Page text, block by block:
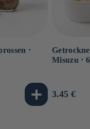
⋅
Misuzu ⋅
Normaler
3.45 €